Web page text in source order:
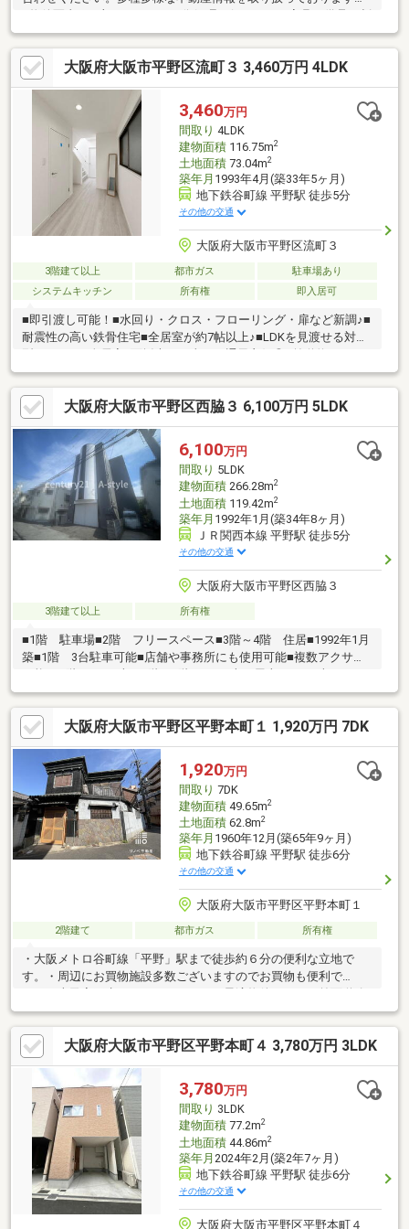
除されております。現況とは異なることをご承知ください。
大阪府大阪市平野区流町３ 3,460万円 4LDK
3,460万円
間取り 4LDK
建物面積116.75m2
土地面積73.04m2
築年月 1993年4月(築33年5ヶ月)
地下鉄谷町線 平野駅 徒歩5分
その他の交通
大阪府大阪市平野区流町３
3階建て以上 都市ガス
駐車場あり
システムキッチン
所有権 即入居可
■即引渡し可能！■水回り・クロス・フローリング・扉など新調♪■
耐震性の高い鉄骨住宅■全居室が約7帖以上♪■LDKを見渡せる対面
駐車もラクラク♪■買い物施設充実※当社は住宅ローンに強い※【無
料電話相談ＯＫ】【仮審査ＯＫ】【安心＆便利！充実のアフター
サポート＆送迎サービス】◆◇自社施工もしているので入居後の
リフォーム工事やメンテナンスも安く早くご提案可能です！
◆◇【送迎可】ご自宅や最寄り駅から物件まで無料送迎が可能で
す。お気軽にお問い合わせください。
大阪府大阪市平野区西脇３ 6,100万円 5LDK
6,100万円
間取り 5LDK
建物面積266.28m2
土地面積119.42m2
築年月 1992年1月(築34年8ヶ月)
ＪＲ関西本線 平野駅 徒歩5分
その他の交通
大阪府大阪市平野区西脇３
3階建て以上 所有権
■1階 駐車場■2階 フリースペース■3階～4階 住居■1992年1月
築■1階 3台駐車可能■店舗や事務所にも使用可能■複数アクサス
ッター付き■屋上防水・外観塗装等近年修復済みお客様のご要望
をしっかり伺い、物件を一緒にお選びしたいと思っております！
まずは現地ご内覧のご予約を♪♪
大阪府大阪市平野区平野本町１ 1,920万円 7DK
1,920万円
間取り 7DK
建物面積49.65m2
土地面積62.8m2
築年月 1960年12月(築65年9ヶ月)
地下鉄谷町線 平野駅 徒歩6分
その他の交通
大阪府大阪市平野区平野本町１
2階建て 都市ガス 所有権
・大阪メトロ谷町線「平野」駅まで徒歩約６分の便利な立地で
す。・周辺にお買物施設多数ございますのでお買物も便利で
お車の交通が少なくお子様も安心の立地です。・フルリノベーシ
ョンのプランニングも可能です。～弊社ではリノベーションはも
ちろん、新築戸建の販売、注文住宅、土地探しなど不動産の事な
ら全般的にご提案が可能です～ 銀行ローンといった資金計画も
お任せください。 是非、お問合せください！
大阪府大阪市平野区平野本町４ 3,780万円 3LDK
3,780万円
間取り 3LDK
建物面積77.2m2
土地面積44.86m2
築年月 2024年2月(築2年7ヶ月)
地下鉄谷町線 平野駅 徒歩6分
その他の交通
大阪府大阪市平野区平野本町４